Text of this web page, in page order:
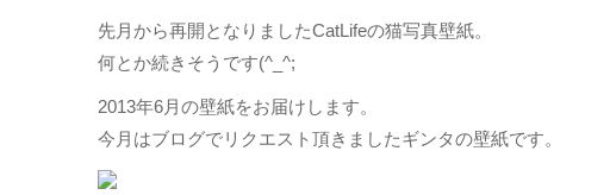
先月から再開となりましたCatLifeの猫写真壁紙。
何とか続きそうです(^_^;
2013年6月の壁紙をお届けします。
今月はブログでリクエスト頂きましたギンタの壁紙です。